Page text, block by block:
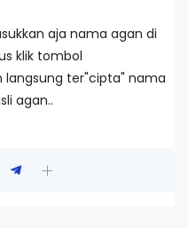
aja nama agan di
klik tombol
langsung ter"cipta" nama
agan..